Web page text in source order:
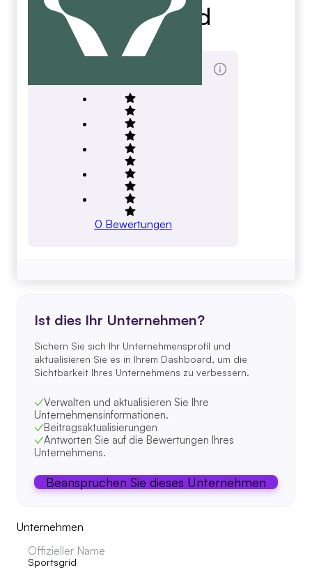
Sportsgrid
sportsgrid.com
0 Bewertungen
Ist dies Ihr Unternehmen?
Sichern Sie sich Ihr Unternehmensprofil und
aktualisieren Sie es in Ihrem Dashboard, um die
Sichtbarkeit Ihres Unternehmens zu verbessern.
Verwalten und aktualisieren Sie Ihre
Unternehmensinformationen.
Beitragsaktualisierungen
Antworten Sie auf die Bewertungen Ihres
Unternehmens.
Beanspruchen Sie dieses Unternehmen
Unternehmen
Offizieller Name
Sportsgrid